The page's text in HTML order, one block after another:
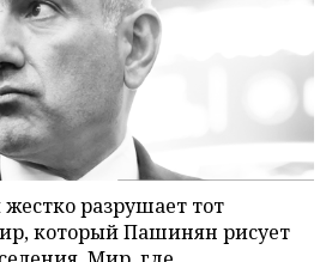
разрушает тот
который Пашинян рисует